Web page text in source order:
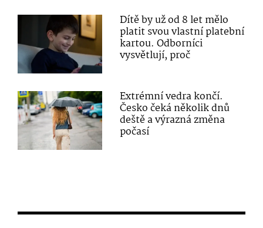
Dítě by už od 8 let mělo
platit svou vlastní platební
kartou. Odborníci
vysvětlují, proč
Extrémní vedra končí.
Česko čeká několik dnů
deště a výrazná změna
počasí